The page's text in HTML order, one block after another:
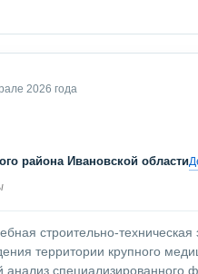
2026 года
района Ивановской области
строительно-
территории крупного
специализированного